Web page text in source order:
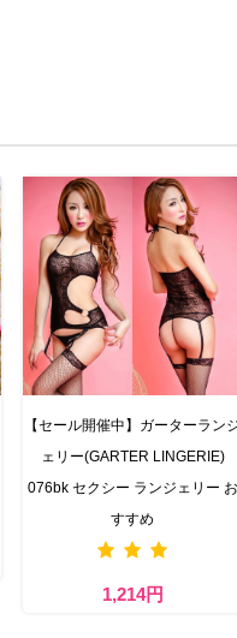
【セール開催中】ガーターラン
ェリー(GARTER LINGERIE)
076bk セクシー ランジェリー お
すすめ
1,214円